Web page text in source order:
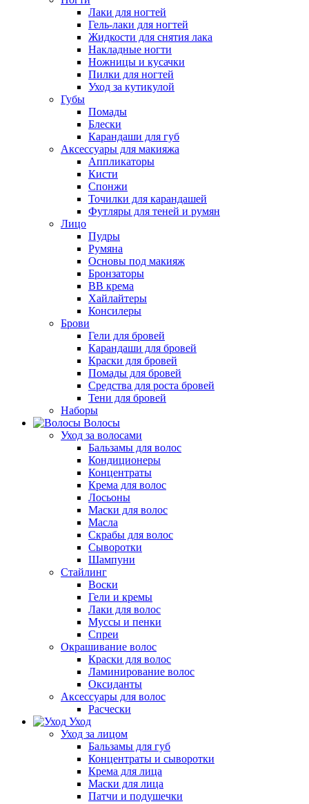
Лаки для ногтей
Гель-лаки для ногтей
Жидкости для снятия лака
Накладные ногти
Ножницы и кусачки
Пилки для ногтей
Уход за кутикулой
Губы
Помады
Блески
Карандаши для губ
Аксессуары для макияжа
Аппликаторы
Кисти
Спонжи
Точилки для карандашей
Футляры для теней и румян
Лицо
Пудры
Румяна
Основы под макияж
Бронзаторы
BB крема
Хайлайтеры
Консилеры
Брови
Гели для бровей
Карандаши для бровей
Краски для бровей
Помады для бровей
Средства для роста бровей
Тени для бровей
Наборы
Волосы
Уход за волосами
Бальзамы для волос
Кондиционеры
Концентраты
Крема для волос
Лосьоны
Маски для волос
Масла
Скрабы для волос
Сыворотки
Шампуни
Стайлинг
Воски
Гели и кремы
Лаки для волос
Муссы и пенки
Спреи
Окрашивание волос
Краски для волос
Ламинирование волос
Оксиданты
Аксессуары для волос
Расчески
Уход
Уход за лицом
Бальзамы для губ
Концентраты и сыворотки
Крема для лица
Маски для лица
Патчи и подушечки